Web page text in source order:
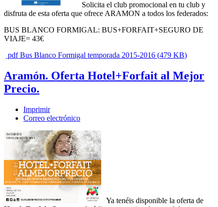
Solicita el club promocional en tu club y
disfruta de esta oferta que ofrece ARAMON a todos los federados:
BUS BLANCO FORMIGAL: BUS+FORFAIT+SEGURO DE
VIAJE= 43€
pdfBus Blanco Formigal temporada 2015-2016 (479 KB)
Aramón. Oferta Hotel+Forfait al Mejor
Precio.
Imprimir
Correo electrónico
Ya tenéis disponible la oferta de